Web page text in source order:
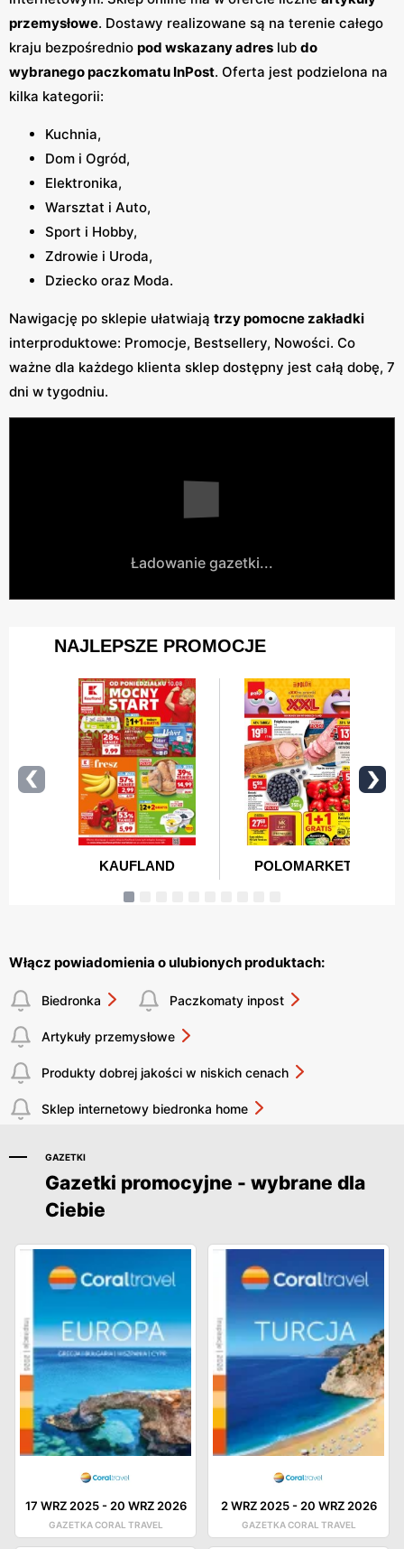
przemysłowe. Dostawy realizowane są na terenie całego
kraju bezpośrednio pod wskazany adres lub do
wybranego paczkomatu InPost. Oferta jest podzielona na
kilka kategorii:
Kuchnia,
Dom i Ogród,
Elektronika,
Warsztat i Auto,
Sport i Hobby,
Zdrowie i Uroda,
Dziecko oraz Moda.
Nawigację po sklepie ułatwiają trzy pomocne zakładki
interproduktowe: Promocje, Bestsellery, Nowości. Co
ważne dla każdego klienta sklep dostępny jest całą dobę, 7
dni w tygodniu.
Ładowanie gazetki...
Włącz powiadomienia o ulubionych produktach:
Biedronka Paczkomaty inpost
Artykuły przemysłowe
Produkty dobrej jakości w niskich cenach
Sklep internetowy biedronka home
GAZETKI
Gazetki promocyjne - wybrane dla
Ciebie
17 WRZ 2025- 20 WRZ 2026
GAZETKA CORAL TRAVEL
2 WRZ 2025- 20 WRZ 2026
GAZETKA CORAL TRAVEL